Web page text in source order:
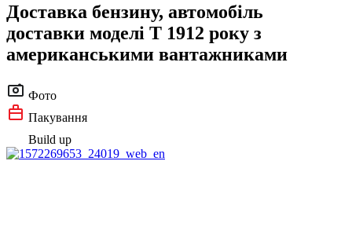
Доставка бензину, автомобіль
доставки моделі T 1912 року з
американськими вантажниками
Фото
Пакування
Build up